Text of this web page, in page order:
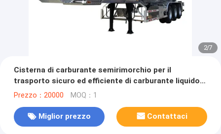
2/7
Cisterna di carburante semirimorchio per il
trasporto sicuro ed efficiente di carburante liquido e
materiali pericolosi
Prezzo：20000 MOQ：1
Miglior prezzo Contattaci